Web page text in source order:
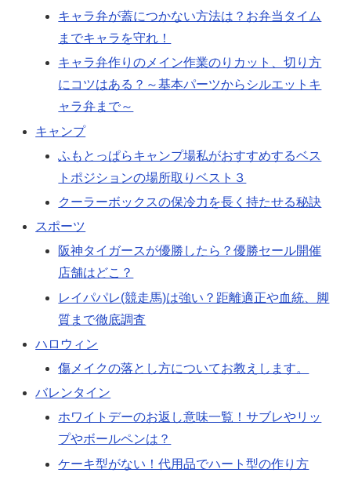
キャラ弁が蓋につかない方法は？お弁当タイム
までキャラを守れ！
キャラ弁作りのメイン作業のりカット、切り方
にコツはある？～基本パーツからシルエットキ
ャラ弁まで～
キャンプ
ふもとっぱらキャンプ場私がおすすめするベス
トポジションの場所取りベスト３
クーラーボックスの保冷力を長く持たせる秘訣
スポーツ
阪神タイガースが優勝したら？優勝セール開催
店舗はどこ？
レイパパレ(競走馬)は強い？距離適正や血統、脚
質まで徹底調査
ハロウィン
傷メイクの落とし方についてお教えします。
バレンタイン
ホワイトデーのお返し意味一覧！サブレやリッ
プやボールペンは？
ケーキ型がない！代用品でハート型の作り方